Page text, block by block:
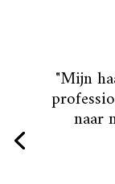
"Mijn
naar